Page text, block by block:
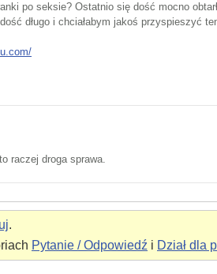
po seksie? Ostatnio się dość mocno
długo i chciałabym jakoś przyspieszyć
raczej droga sprawa.
.
Pytanie / Odpowiedź i Dział dla